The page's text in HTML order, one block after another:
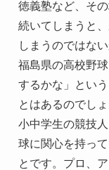
徳義塾など、そ
続いてしまうと
しまうのではな
福島県の高校野
するかな」とい
とはあるのでしょ
小中学生の競技
球に関心を持っ
とです。プロ、